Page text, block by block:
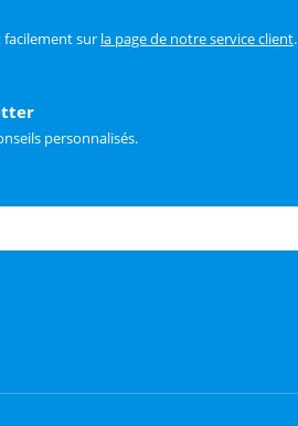
sur la page de notre service client.
personnalisés.